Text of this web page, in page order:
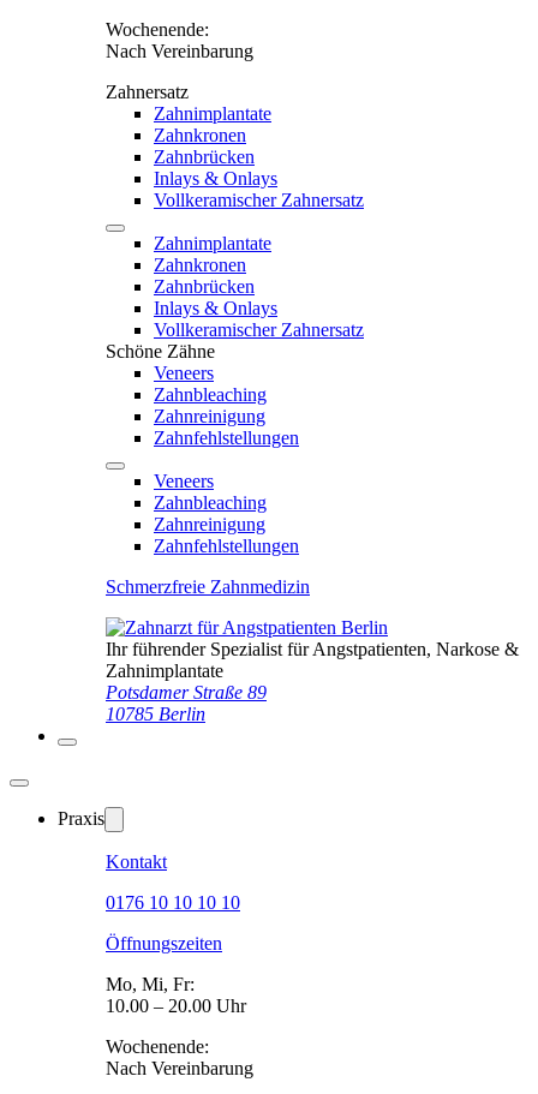
Wochenende:
Nach Vereinbarung
Zahnersatz
Zahnimplantate
Zahnkronen
Zahnbrücken
Inlays & Onlays
Vollkeramischer Zahnersatz
Zahnimplantate
Zahnkronen
Zahnbrücken
Inlays & Onlays
Vollkeramischer Zahnersatz
Schöne Zähne
Veneers
Zahnbleaching
Zahnreinigung
Zahnfehlstellungen
Veneers
Zahnbleaching
Zahnreinigung
Zahnfehlstellungen
Schmerzfreie Zahnmedizin
Ihr führender Spezialist für Angstpatienten, Narkose &
Zahnimplantate
Potsdamer Straße 89
10785 Berlin
Praxis
Kontakt
0176 10 10 10 10
Öffnungszeiten
Mo, Mi, Fr:
10.00 – 20.00 Uhr
Wochenende:
Nach Vereinbarung